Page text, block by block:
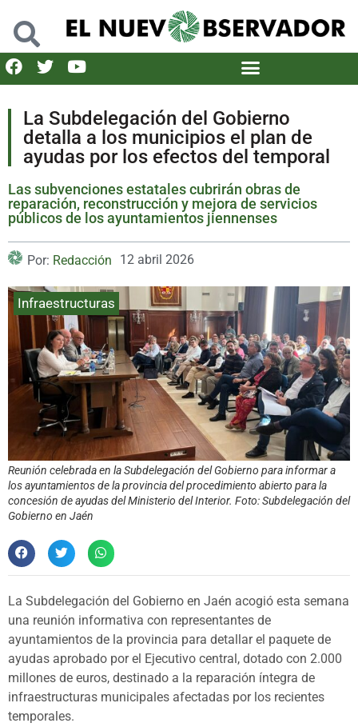
La Subdelegación del Gobierno
detalla a los municipios el plan de
ayudas por los efectos del temporal
Las subvenciones estatales cubrirán obras de
reparación, reconstrucción y mejora de servicios
públicos de los ayuntamientos jiennenses
Por: Redacción 12 abril 2026
Infraestructuras
Reunión celebrada en la Subdelegación del Gobierno para informar a
los ayuntamientos de la provincia del procedimiento abierto para la
concesión de ayudas del Ministerio del Interior. Foto: Subdelegación del
Gobierno en Jaén
La Subdelegación del Gobierno en Jaén acogió esta semana
una reunión informativa con representantes de
ayuntamientos de la provincia para detallar el paquete de
ayudas aprobado por el Ejecutivo central, dotado con 2.000
millones de euros, destinado a la reparación íntegra de
infraestructuras municipales afectadas por los recientes
temporales.